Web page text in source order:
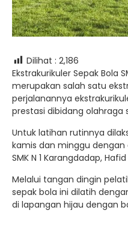
Dilihat : 2,186
Ekstrakurikuler Sepak Bola
merupakan salah satu
perjalanannya
prestasi dibidang olahraga
Untuk latihan rutinnya
kamis dan minggu
SMK N 1 Karangdadap,
Melalui tangan dingin
sepak bola ini dilatih
di lapangan hijau dengan